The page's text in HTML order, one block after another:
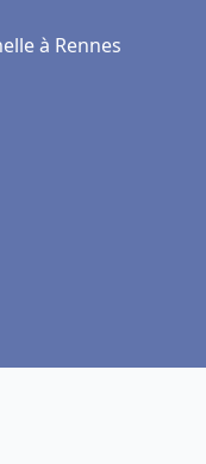
à Rennes